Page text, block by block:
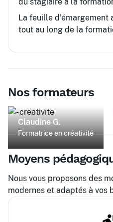
La feuille
tout au long de la
Nos formateurs
Claudine G.
Formatrice en créativité
Moyens
Nous vous proposons des
modernes et adaptés à vos